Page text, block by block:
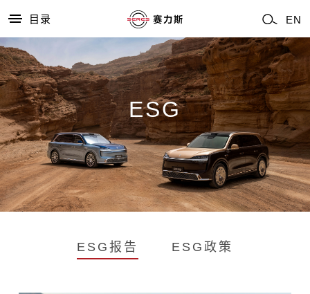
目录 EN
ESG
ESG报告 ESG政策